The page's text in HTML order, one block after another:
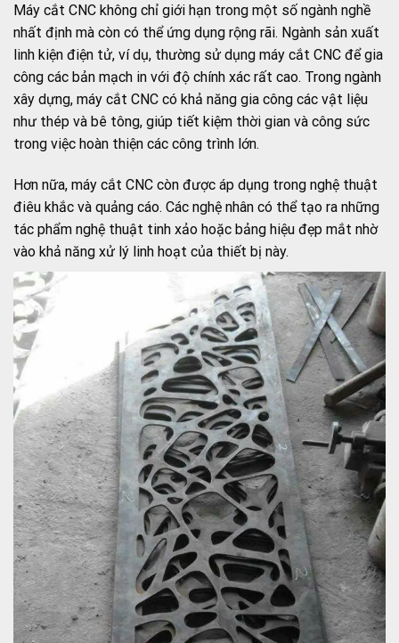
Máy cắt CNC không chỉ giới hạn trong một số ngành nghề
nhất định mà còn có thể ứng dụng rộng rãi. Ngành sản xuất
linh kiện điện tử, ví dụ, thường sử dụng máy cắt CNC để gia
công các bản mạch in với độ chính xác rất cao. Trong ngành
xây dựng, máy cắt CNC có khả năng gia công các vật liệu
như thép và bê tông, giúp tiết kiệm thời gian và công sức
trong việc hoàn thiện các công trình lớn.
Hơn nữa, máy cắt CNC còn được áp dụng trong nghệ thuật
điêu khắc và quảng cáo. Các nghệ nhân có thể tạo ra những
tác phẩm nghệ thuật tinh xảo hoặc bảng hiệu đẹp mắt nhờ
vào khả năng xử lý linh hoạt của thiết bị này.